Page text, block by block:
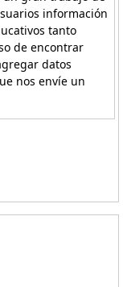
información
tanto
de encontrar
datos
nos envíe un